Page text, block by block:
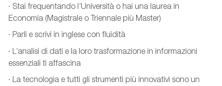
· Stai frequentando l’Università o hai una laurea in
Economia (Magistrale o Triennale più Master)
· Parli e scrivi in inglese con fluidità
· L’analisi di dati e la loro trasformazione in informazioni
essenziali ti affascina
· La tecnologia e tutti gli strumenti più innovativi sono un